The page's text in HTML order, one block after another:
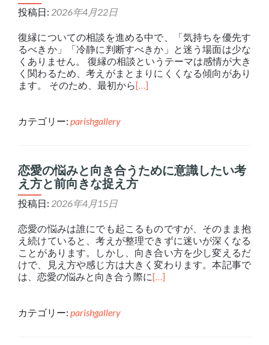
投稿日: 2026年4月22日
復縁についての相談を進める中で、「気持ちを優先す
るべきか」「冷静に判断すべきか」と迷う場面は少な
くありません。 復縁の相談というテーマは感情が大き
く関わるため、考えがまとまりにくくなる傾向があり
ます。 そのため、最初から[…]
カテゴリー: parishgallery
恋愛の悩みと向き合うために意識したい考
え方と前向きな捉え方
投稿日: 2026年4月15日
恋愛の悩みは誰にでも起こるものですが、そのまま抱
え続けていると、考えが整理できずに迷いが深くなる
ことがあります。しかし、向き合い方を少し変えるだ
けで、見え方や感じ方は大きく変わります。本記事で
は、恋愛の悩みと向き合う際に[…]
カテゴリー: parishgallery